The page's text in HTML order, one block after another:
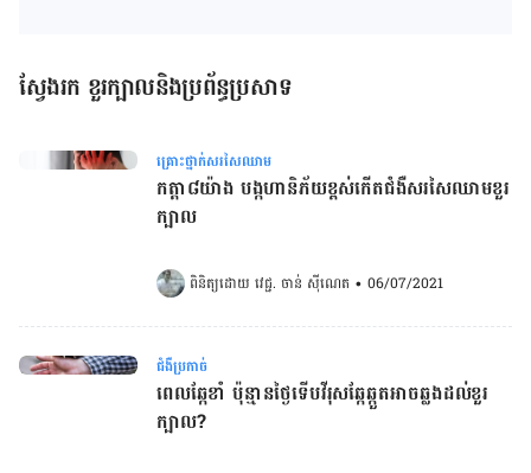
ស្វែងរក ខួរក្បាលនិងប្រព័ន្ធប្រសាទ
គ្រោះថ្នាក់សរសៃឈាម
កត្តា​៨យ៉ាង បង្ក​ហានិភ័យ​ខ្ពស់​កើត​​ជំងឺ​សរសៃ​ឈាម​ខួរ​
ក្បាល
ពិនិត្យដោយ វេជ្ជ. ចាន់ ស៊ីណេត • 06/07/2021
ជំងឺប្រកាច់
ពេលឆ្កែខាំ ប៉ុន្មានថ្ងៃទើបវីរុសឆ្កែឆ្កួតអាចឆ្លងដល់ខួរ
ក្បាល?